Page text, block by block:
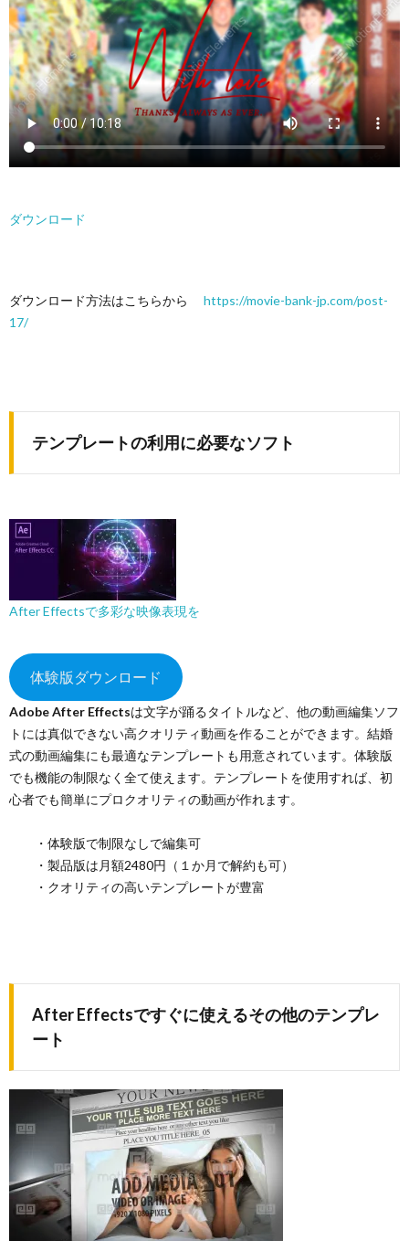
ダウンロード
ダウンロード方法はこちらから https://movie-bank-jp.com/post-
17/
テンプレートの利用に必要なソフト
After Effectsで多彩な映像表現を
体験版ダウンロード
AdobeAfter Effectsは文字が踊るタイトルなど、他の動画編集ソフ
トには真似できない高クオリティ動画を作ることができます。結婚
式の動画編集にも最適なテンプレートも用意されています。体験版
でも機能の制限なく全て使えます。テンプレートを使用すれば、初
心者でも簡単にプロクオリティの動画が作れます。
・体験版で制限なしで編集可
・製品版は月額2480円（１か月で解約も可）
・クオリティの高いテンプレートが豊富
After Effectsですぐに使えるその他のテンプレ
ート